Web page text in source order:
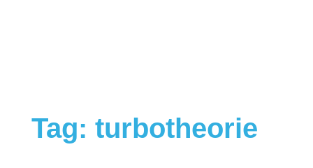
Tag: turbotheorie